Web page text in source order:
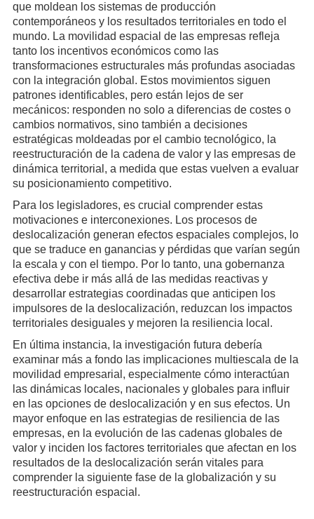
que moldean los sistemas de producción
contemporáneos y los resultados territoriales en todo el
mundo. La movilidad espacial de las empresas refleja
tanto los incentivos económicos como las
transformaciones estructurales más profundas asociadas
con la integración global. Estos movimientos siguen
patrones identificables, pero están lejos de ser
mecánicos: responden no solo a diferencias de costes o
cambios normativos, sino también a decisiones
estratégicas moldeadas por el cambio tecnológico, la
reestructuración de la cadena de valor y las empresas de
dinámica territorial, a medida que estas vuelven a evaluar
su posicionamiento competitivo.
Para los legisladores, es crucial comprender estas
motivaciones e interconexiones. Los procesos de
deslocalización generan efectos espaciales complejos, lo
que se traduce en ganancias y pérdidas que varían según
la escala y con el tiempo. Por lo tanto, una gobernanza
efectiva debe ir más allá de las medidas reactivas y
desarrollar estrategias coordinadas que anticipen los
impulsores de la deslocalización, reduzcan los impactos
territoriales desiguales y mejoren la resiliencia local.
En última instancia, la investigación futura debería
examinar más a fondo las implicaciones multiescala de la
movilidad empresarial, especialmente cómo interactúan
las dinámicas locales, nacionales y globales para influir
en las opciones de deslocalización y en sus efectos. Un
mayor enfoque en las estrategias de resiliencia de las
empresas, en la evolución de las cadenas globales de
valor y inciden los factores territoriales que afectan en los
resultados de la deslocalización serán vitales para
comprender la siguiente fase de la globalización y su
reestructuración espacial.